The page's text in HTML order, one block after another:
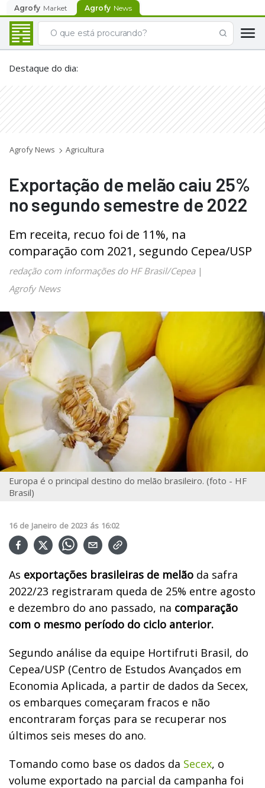
Agrofy Market Agrofy News
Destaque do dia:
Agrofy News Agricultura
Exportação de melão caiu 25%
no segundo semestre de 2022
Em receita, recuo foi de 11%, na
comparação com 2021, segundo Cepea/USP
redação com informações do HF Brasil/Cepea|
Agrofy News
Europa é o principal destino do melão brasileiro. (foto - HF
Brasil)
16 de Janeiro de 2023 ás 16:02
As exportações brasileiras de melão da safra
2022/23 registraram queda de 25% entre agosto
e dezembro do ano passado, na comparação
com o mesmo período do ciclo anterior.
Segundo análise da equipe Hortifruti Brasil, do
Cepea/USP (Centro de Estudos Avançados em
Economia Aplicada, a partir de dados da Secex,
os embarques começaram fracos e não
encontraram forças para se recuperar nos
últimos seis meses do ano.
Tomando como base os dados da Secex, o
volume exportado na parcial da campanha foi